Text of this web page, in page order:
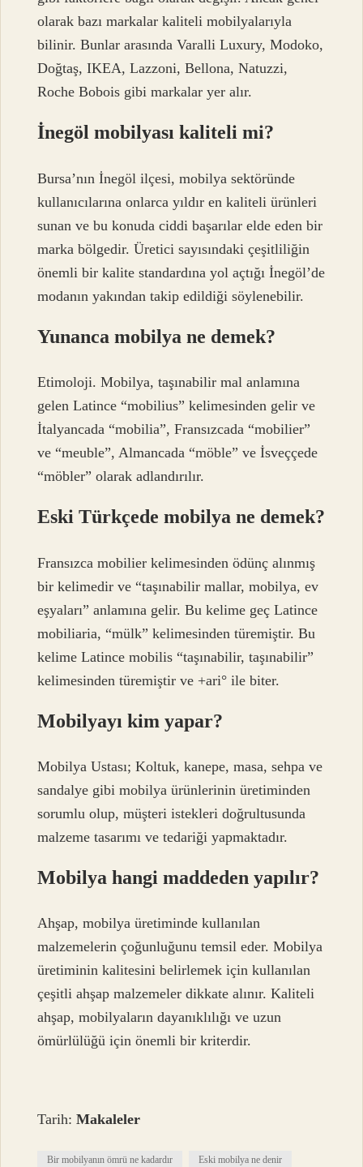
olarak bazı markalar kaliteli mobilyalarıyla
bilinir. Bunlar arasında Varalli Luxury, Modoko,
Doğtaş, IKEA, Lazzoni, Bellona, ​​​​​​​​Natuzzi,
Roche Bobois gibi markalar yer alır.
İnegöl mobilyası kaliteli mi?
Bursa’nın İnegöl ilçesi, mobilya sektöründe
kullanıcılarına onlarca yıldır en kaliteli ürünleri
sunan ve bu konuda ciddi başarılar elde eden bir
marka bölgedir. Üretici sayısındaki çeşitliliğin
önemli bir kalite standardına yol açtığı İnegöl’de
modanın yakından takip edildiği söylenebilir.
Yunanca mobilya ne demek?
Etimoloji. Mobilya, taşınabilir mal anlamına
gelen Latince “mobilius” kelimesinden gelir ve
İtalyancada “mobilia”, Fransızcada “mobilier”
ve “meuble”, Almancada “möble” ve İsveççede
“möbler” olarak adlandırılır.
Eski Türkçede mobilya ne demek?
Fransızca mobilier kelimesinden ödünç alınmış
bir kelimedir ve “taşınabilir mallar, mobilya, ev
eşyaları” anlamına gelir. Bu kelime geç Latince
mobiliaria, “mülk” kelimesinden türemiştir. Bu
kelime Latince mobilis “taşınabilir, taşınabilir”
kelimesinden türemiştir ve +ari° ile biter.
Mobilyayı kim yapar?
Mobilya Ustası; Koltuk, kanepe, masa, sehpa ve
sandalye gibi mobilya ürünlerinin üretiminden
sorumlu olup, müşteri istekleri doğrultusunda
malzeme tasarımı ve tedariği yapmaktadır.
Mobilya hangi maddeden yapılır?
Ahşap, mobilya üretiminde kullanılan
malzemelerin çoğunluğunu temsil eder. Mobilya
üretiminin kalitesini belirlemek için kullanılan
çeşitli ahşap malzemeler dikkate alınır. Kaliteli
ahşap, mobilyaların dayanıklılığı ve uzun
ömürlülüğü için önemli bir kriterdir.
Tarih:Makaleler
Bir mobilyanın ömrü ne kadardır Eski mobilya ne denir